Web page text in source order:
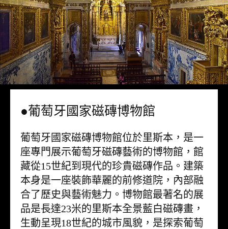
●葡萄牙國家磁磚博物館
葡萄牙國家磁磚博物館位於里斯本，是一
座專門展示葡萄牙磁磚藝術的博物館，館
藏從15世紀到現代的珍貴磁磚作品。建築
本身是一座裝飾華麗的前修道院，內部融
合了歷史與藝術魅力。博物館最著名的展
品是長達23米的里斯本全景藍白磁磚畫，
生動呈現18世紀的城市風貌，是探索葡萄